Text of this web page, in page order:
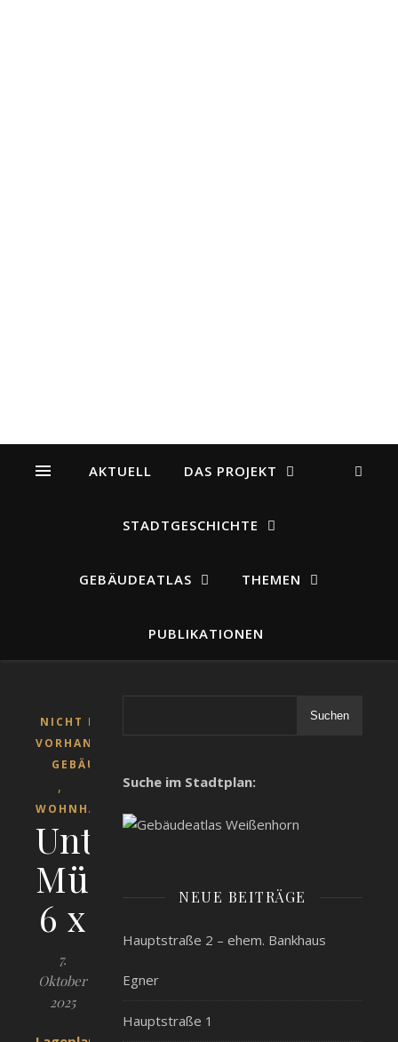
AKTUELL DAS PROJEKT
STADTGESCHICHTE
GEBÄUDEATLAS THEMEN
PUBLIKATIONEN
NICHT MEHR
VORHANDENE
GEBÄUDE
,
WOHNHÄUSER
Untere
Mühlstr.
6 x
7.
Oktober
2025
Suchen
Suche im Stadtplan:
NEUE BEITRÄGE
Hauptstraße 2 – ehem. Bankhaus
Egner
Hauptstraße 1